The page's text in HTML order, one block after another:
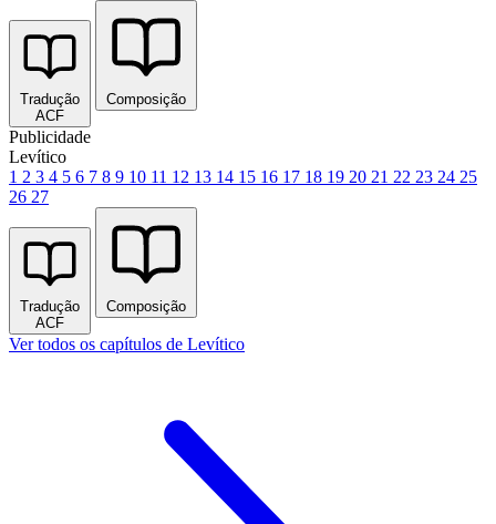
Tradução
ACF
Composição
Publicidade
Levítico
1 2 3 4 5 6 7 8 9 10 11 12 13 14 15 16 17 18 19 20 21 22 23 24 25
26 27
Tradução
ACF
Composição
Ver todos os capítulos de Levítico